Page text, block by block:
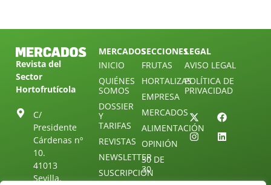
Revista del
Sector
Hortofrutícola
C/
Presidente
Cárdenas nº
10.
41013
Sevilla.
MERCADOS
INICIO
QUIÉNES
SOMOS
DOSSIER
Y
TARIFAS
REVISTAS
NEWSLETTER
SUSCRIPCIÓN
SECCIONES
FRUTAS
HORTALIZAS
EMPRESA
MERCADOS
ALIMENTACIÓN
OPINIÓN
30 DE
30
LEGAL
AVISO LEGAL
POLÍTICA DE
PRIVACIDAD